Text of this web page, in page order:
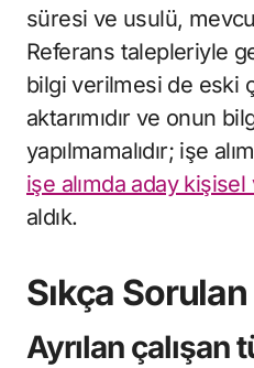
süresi ve usulü,
Referans talepleriyle
bilgi verilmesi de eski
aktarımıdır ve onun
yapılmamalıdır; işe
işe alımda aday
aldık.
Sıkça
Ayrılan çalışan